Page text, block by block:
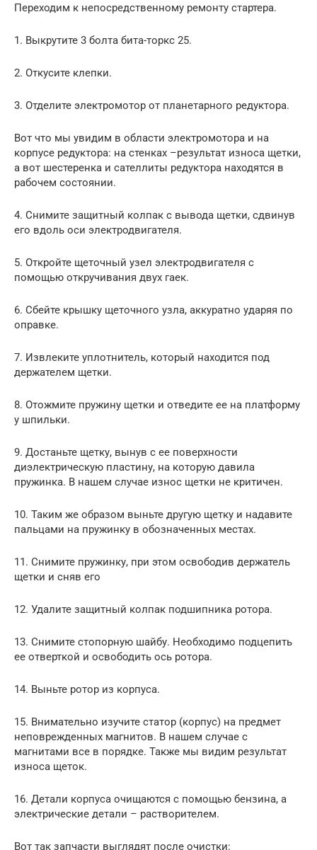
Переходим к непосредственному ремонту стартера.
1. Выкрутите 3 болта бита-торкс 25.
2. Откусите клепки.
3. Отделите электромотор от планетарного редуктора.
Вот что мы увидим в области электромотора и на
корпусе редуктора: на стенках –результат износа щетки,
а вот шестеренка и сателлиты редуктора находятся в
рабочем состоянии.
4. Снимите защитный колпак с вывода щетки, сдвинув
его вдоль оси электродвигателя.
5. Откройте щеточный узел электродвигателя с
помощью откручивания двух гаек.
6. Сбейте крышку щеточного узла, аккуратно ударяя по
оправке.
7. Извлеките уплотнитель, который находится под
держателем щетки.
8. Отожмите пружину щетки и отведите ее на платформу
у шпильки.
9. Достаньте щетку, вынув с ее поверхности
диэлектрическую пластину, на которую давила
пружинка. В нашем случае износ щетки не критичен.
10. Таким же образом выньте другую щетку и надавите
пальцами на пружинку в обозначенных местах.
11. Снимите пружинку, при этом освободив держатель
щетки и сняв его
12. Удалите защитный колпак подшипника ротора.
13. Снимите стопорную шайбу. Необходимо подцепить
ее отверткой и освободить ось ротора.
14. Выньте ротор из корпуса.
15. Внимательно изучите статор (корпус) на предмет
неповрежденных магнитов. В нашем случае с
магнитами все в порядке. Также мы видим результат
износа щеток.
16. Детали корпуса очищаются с помощью бензина, а
электрические детали – растворителем.
Вот так запчасти выглядят после очистки: